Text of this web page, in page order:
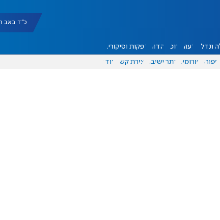
כ"ד באב תשפ"ו
ונדל"ן דעות אוכל יהדות הפקות וסיקורים
ספורט פורומים אתר ישיבה יצירת קשר עוד